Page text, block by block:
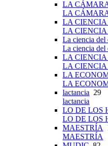
LA
LA
LA
LA
La ciencia del
La ciencia del
LA
LA
LA
LA
lactancia 29
lactancia
LO DE LOS
LO DE LOS
MAESTRÍA
MAESTRÍA